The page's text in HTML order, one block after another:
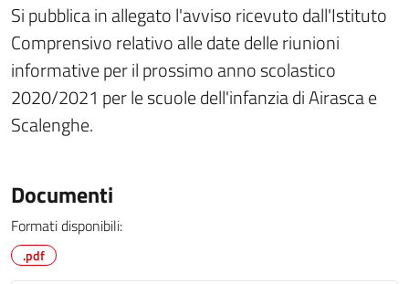
Si pubblica in allegato l'avviso ricevuto dall'Istituto
Comprensivo relativo alle date delle riunioni
informative per il prossimo anno scolastico
2020/2021 per le scuole dell'infanzia di Airasca e
Scalenghe.
Documenti
Formati disponibili:
.pdf